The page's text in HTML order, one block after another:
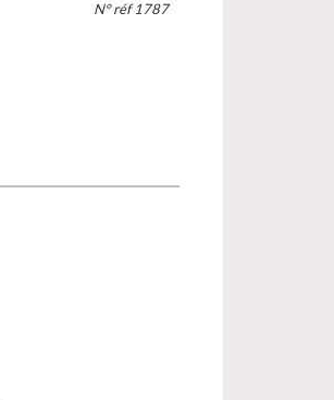
N° réf 1787